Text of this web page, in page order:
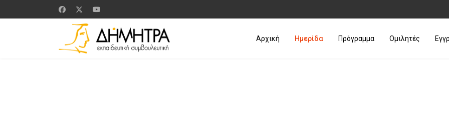
Αρχική Ημερίδα Πρόγραμμα Ομιλητές